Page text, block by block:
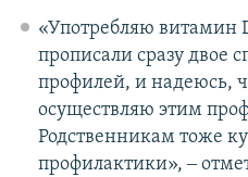
«Употребляю витамин
прописали сразу двое
профилей, и надеюсь,
осуществляю этим
Родственникам тоже
профилактики», ‒